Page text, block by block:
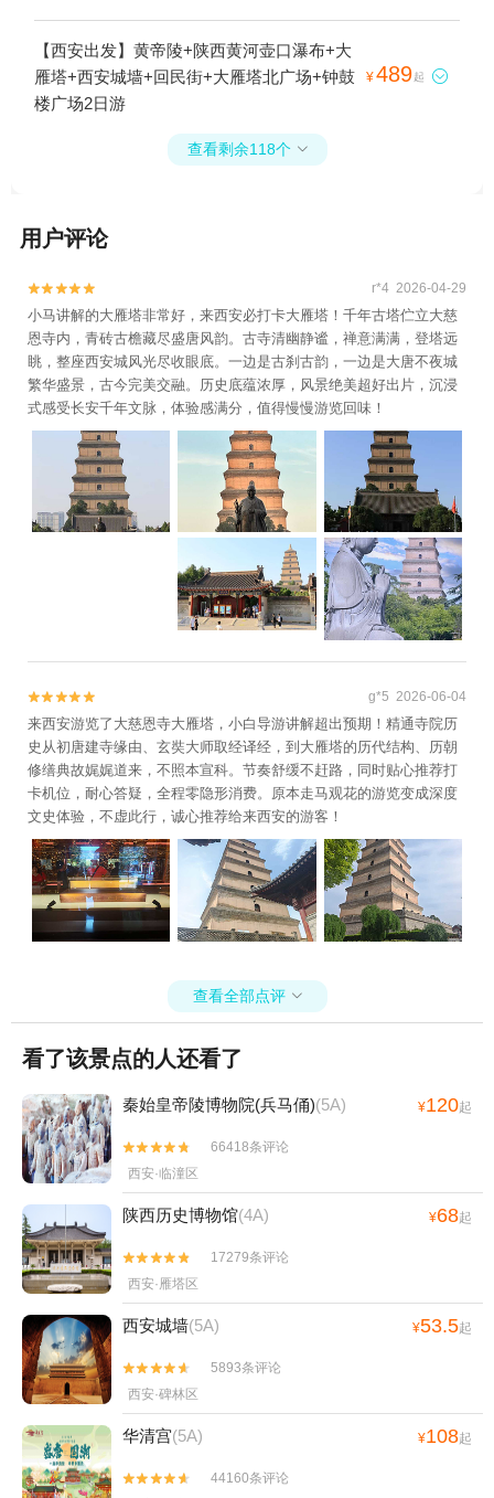
陪葬坑2日游
【西安出发】黄帝陵+陕西黄河壶口瀑布+大
雁塔+西安城墙+回民街+大雁塔北广场+钟鼓
楼广场2日游
¥489起 
查看剩余118个 
用户评论

 r*4 2026-04-29
小马讲解的大雁塔非常好，来西安必打卡大雁塔！千年古塔伫立大慈
恩寺内，青砖古檐藏尽盛唐风韵。古寺清幽静谧，禅意满满，登塔远
眺，整座西安城风光尽收眼底。一边是古刹古韵，一边是大唐不夜城
繁华盛景，古今完美交融。历史底蕴浓厚，风景绝美超好出片，沉浸
式感受长安千年文脉，体验感满分，值得慢慢游览回味！

 g*5 2026-06-04
来西安游览了大慈恩寺大雁塔，小白导游讲解超出预期！精通寺院历
史从初唐建寺缘由、玄奘大师取经译经，到大雁塔的历代结构、历朝
修缮典故娓娓道来，不照本宣科。节奏舒缓不赶路，同时贴心推荐打
卡机位，耐心答疑，全程零隐形消费。原本走马观花的游览变成深度
文史体验，不虚此行，诚心推荐给来西安的游客！
查看全部点评 
看了该景点的人还看了
秦始皇帝陵博物院(兵马俑)(5A) ¥120起


66418条评论
西安·临潼区
陕西历史博物馆(4A) ¥68起


17279条评论
西安·雁塔区
西安城墙(5A) ¥53.5起


5893条评论
西安·碑林区
华清宫(5A) ¥108起


44160条评论